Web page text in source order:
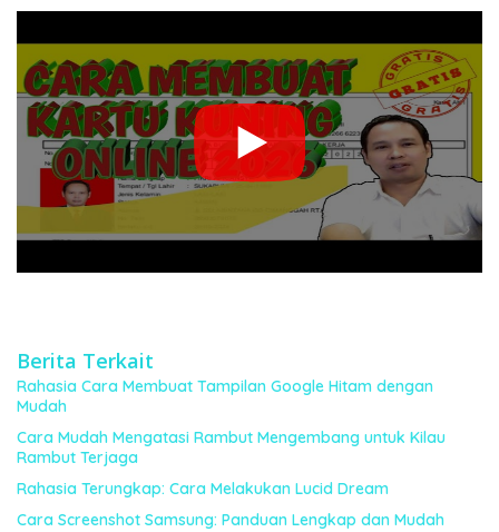
Berita Terkait
Rahasia Cara Membuat Tampilan Google Hitam dengan
Mudah
Cara Mudah Mengatasi Rambut Mengembang untuk Kilau
Rambut Terjaga
Rahasia Terungkap: Cara Melakukan Lucid Dream
Cara Screenshot Samsung: Panduan Lengkap dan Mudah